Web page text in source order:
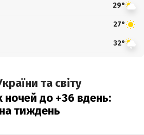
29°
27°
32°
та світу
ночей до +36 вдень:
тиждень